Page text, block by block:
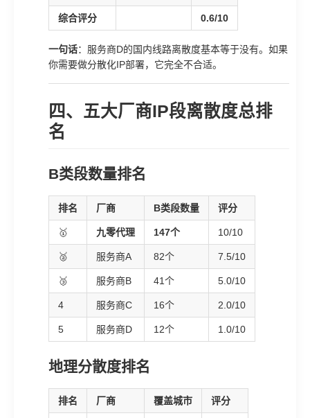
综合评分 0.6/10
一句话：服务商D的国内线路离散度基本等于没有。如果
你需要做分散化IP部署，它完全不合适。
四、五大厂商IP段离散度总排
名
B类段数量排名
排名 厂商 B类段数量 评分
🥇 九零代理 147个 10/10
🥈 服务商A 82个 7.5/10
🥉 服务商B 41个 5.0/10
4 服务商C 16个 2.0/10
5 服务商D 12个 1.0/10
地理分散度排名
排名 厂商 覆盖城市 评分